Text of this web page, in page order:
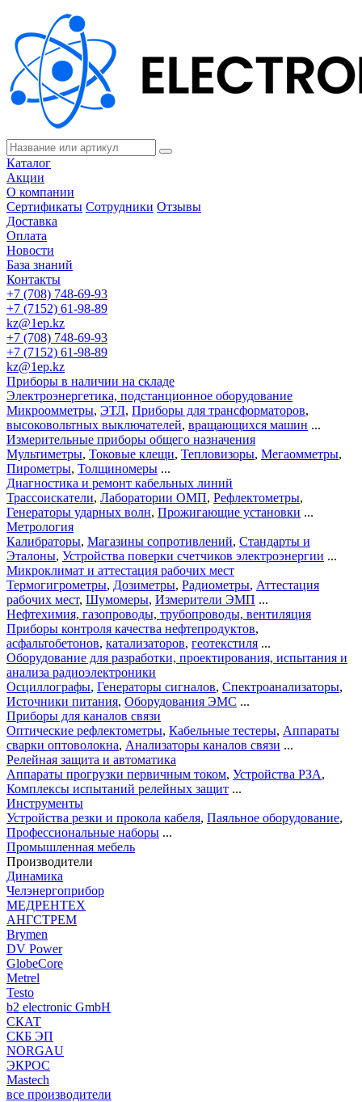
Каталог
Акции
О компании
Сертификаты Сотрудники Отзывы
Доставка
Оплата
Новости
База знаний
Контакты
+7 (708) 748-69-93
+7 (7152) 61-98-89
kz@1ep.kz
+7 (708) 748-69-93
+7 (7152) 61-98-89
kz@1ep.kz
Приборы в наличии на складе
Электроэнергетика, подстанционное оборудование
Микроомметры, ЭТЛ, Приборы для трансформаторов,
высоковольтных выключателей, вращающихся машин ...
Измерительные приборы общего назначения
Мультиметры, Токовые клещи, Тепловизоры, Мегаомметры,
Пирометры, Толщиномеры ...
Диагностика и ремонт кабельных линий
Трассоискатели, Лаборатории ОМП, Рефлектометры,
Генераторы ударных волн, Прожигающие установки ...
Метрология
Калибраторы, Магазины сопротивлений, Стандарты и
Эталоны, Устройства поверки счетчиков электроэнергии ...
Микроклимат и аттестация рабочих мест
Термогигрометры, Дозиметры, Радиометры, Аттестация
рабочих мест, Шумомеры, Измерители ЭМП ...
Нефтехимия, газопроводы, трубопроводы, вентиляция
Приборы контроля качества нефтепродуктов,
асфальтобетонов, катализаторов, геотекстиля ...
Оборудование для разработки, проектирования, испытания и
анализа радиоэлектроники
Осциллографы, Генераторы сигналов, Спектроанализаторы,
Источники питания, Оборудования ЭМС ...
Приборы для каналов связи
Оптические рефлектометры, Кабельные тестеры, Аппараты
сварки оптоволокна, Анализаторы каналов связи ...
Релейная защита и автоматика
Аппараты прогрузки первичным током, Устройства РЗА,
Комплексы испытаний релейных защит ...
Инструменты
Устройства резки и прокола кабеля, Паяльное оборудование,
Профессиональные наборы ...
Промышленная мебель
Производители
Динамика
Челэнергоприбор
МЕДРЕНТЕХ
АНГСТРЕМ
Brymen
DV Power
GlobeCore
Metrel
Testo
b2 electronic GmbH
СКАТ
СКБ ЭП
NORGAU
ЭКРОС
Mastech
все производители